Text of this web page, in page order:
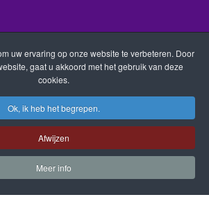
uw ervaring op onze website te verbeteren. Door
gaat u akkoord met het gebruik van deze
cookies.
Ok, ik heb het begrepen.
Afwijzen
Meer info